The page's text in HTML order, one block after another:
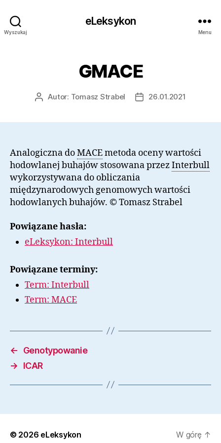
Wyszukaj
eLeksykon
Menu
GMACE
AutorAutor: Tomasz Strabel
Data26.01.2021
Analogiczna doMACEmetoda oceny wartości
hodowlanej buhajów stosowana przezInterbull
wykorzystywana do obliczania
międzynarodowych genomowych wartości
hodowlanych buhajów. © Tomasz Strabel
Powiązane hasła:
eLeksykon: Interbull
Powiązane terminy:
Term: Interbull
Term: MACE
←
Genotypowanie
→
ICAR
© 2026 eLeksykon W górę ↑